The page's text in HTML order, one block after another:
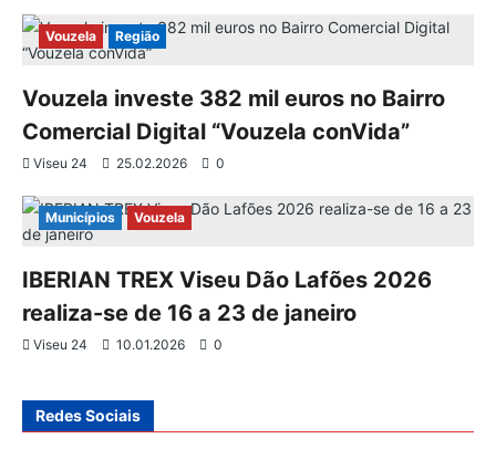
a
r
t
i
o
s
Vouzela Região
Vouzela investe 382 mil euros no Bairro
Comercial Digital “Vouzela conVida”
Viseu 24 25.02.2026 0
Municípios Vouzela
IBERIAN TREX Viseu Dão Lafões 2026
realiza-se de 16 a 23 de janeiro
Viseu 24 10.01.2026 0
Redes Sociais